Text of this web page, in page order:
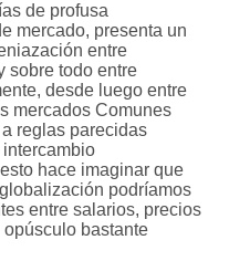
de profusa
mercado, presenta un
entre
sobre todo entre
desde luego entre
mercados Comunes
reglas parecidas
hace imaginar que
podríamos
entre salarios, precios
bastante